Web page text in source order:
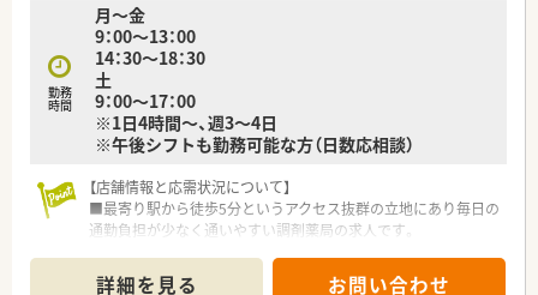
勤務
時間
月～金
9：00～13：00
14：30～18：30
土
9：00～17：00
※1日4時間～、週3～4日
※午後シフトも勤務可能な方（日数応相談）
【店舗情報と応需状況について】
■最寄り駅から徒歩5分というアクセス抜群の立地にあり毎日の
通勤負担が少なく通いやすい調剤薬局の求人です。
療機関から幅広く応需しているのが大きな特徴です。
詳細を見る お問い合わせ